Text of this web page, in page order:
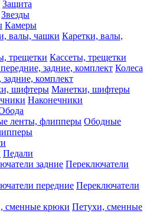
Защита
Звезды
Камеры
Каретки, валы,
Кассеты, трещетки
Колеса
задние, комплект
Манетки, шифтеры
Наконечники
Ободные
Педали
Переключатели
Переключатели
Петухи, сменные